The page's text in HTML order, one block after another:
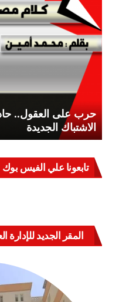
حرب على العقول..
الاشتباك الجديدة
تابعونا علي الفيس بوك
المقر الجديد للإدارة